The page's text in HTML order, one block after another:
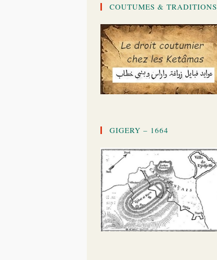
COUTUMES & TRADITIONS
GIGERY – 1664